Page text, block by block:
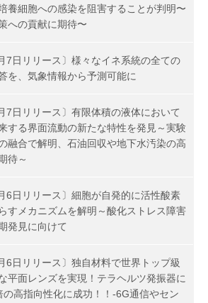
養細胞への感染を阻害することが判明〜
への貢献に期待〜
7日リリース〕様々なイネ系統の全ての
を、気象情報から予測可能に
7日リリース〕有限体積の液体において
する界面流動の新たな特性を発見～実験
融合で解明、石油回収や地下水汚染の高
待～
6日リリース〕細胞が自発的に活性酸素
すメカニズムを解明～酸化ストレス障害
発見に向けて
6日リリース〕独自材料で世界トップ級
平面レンズを実現！テラヘルツ発振器に
の高指向性化に成功！！-6G通信やセン